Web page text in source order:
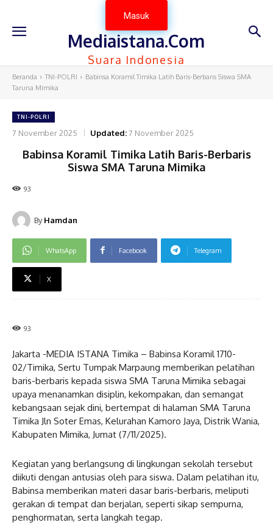
Masuk
Mediaistana.Com
Suara Indonesia
Beranda TNI-POLRI
Babinsa Koramil Timika Latih Baris-Berbaris Siswa SMA
Taruna Mimika
TNI-POLRI
7 November 2025 Updated:7 November 2025
Babinsa Koramil Timika Latih Baris-Berbaris
Siswa SMA Taruna Mimika
93
By Hamdan
WhatsApp Facebook Telegram
X
93
Jakarta -MEDIA ISTANA Timika – Babinsa Koramil 1710-
02/Timika, Sertu Tumpak Marpaung memberikan pelatihan
baris-berbaris kepada siswa SMA Taruna Mimika sebagai
upaya menanamkan disiplin, kekompakan, dan semangat
kebangsaan sejak dini, bertempat di halaman SMA Taruna
Timika Jln Soter Emas, Kelurahan Kamoro Jaya, Distrik Wania,
Kabupaten Mimika, Jumat (7/11/2025).
Kegiatan yang berlangsung di lingkungan sekolah tersebut
diikuti dengan antusias oleh para siswa. Dalam pelatihan itu,
Babinsa memberikan materi dasar baris-berbaris, meliputi
gerakan di tempat dan berjalan, seperti sikap sempurna,
penghormatan, serta langkah tegap.